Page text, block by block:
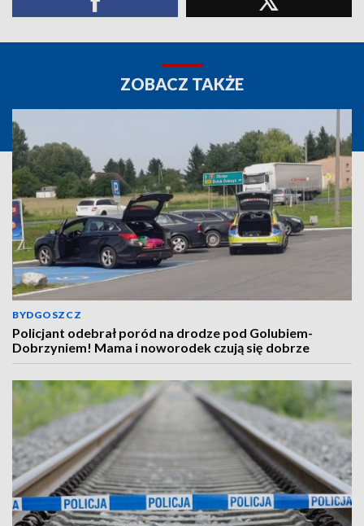
ZOBACZ TAKŻE
BYDGOSZCZ
Policjant odebrał poród na drodze pod Golubiem-
Dobrzyniem! Mama i noworodek czują się dobrze